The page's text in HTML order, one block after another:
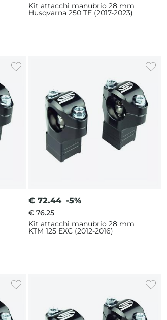
Kit attacchi manubrio 28 mm
Husqvarna 250 TE (2017-2023)
€ 72.44 -5%
€ 76.25
Kit attacchi manubrio 28 mm
KTM 125 EXC (2012-2016)